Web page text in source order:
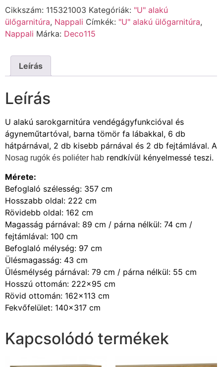
Cikkszám: 115321003 Kategóriák: "U" alakú
ülőgarnitúra, Nappali Címkék: "U" alakú ülőgarnitúra,
Nappali Márka: Deco115
Leírás
Leírás
U alakú sarokgarnitúra vendégágyfunkcióval és
ágyneműtartóval, barna tömör fa lábakkal, 6 db
hátpárnával, 2 db kisebb párnával és 2 db fejtámlával. A
Nosag rugók és poliéter hab rendkívül kényelmessé teszi.
Mérete:
Befoglaló szélesség: 357 cm
Hosszabb oldal: 222 cm
Rövidebb oldal: 162 cm
Magasság párnával: 89 cm / párna nélkül: 74 cm /
fejtámlával: 100 cm
Befoglaló mélység: 97 cm
Ülésmagasság: 43 cm
Ülésmélység párnával: 79 cm / párna nélkül: 55 cm
Hosszú ottomán: 222×95 cm
Rövid ottomán: 162×113 cm
Fekvőfelület: 140×317 cm
Kapcsolódó termékek